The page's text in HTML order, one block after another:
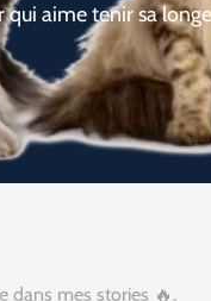
qui aime tenir sa
dans mes stories 🔥.